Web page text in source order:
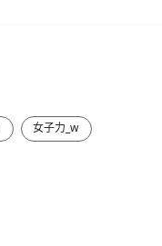
女子力_w